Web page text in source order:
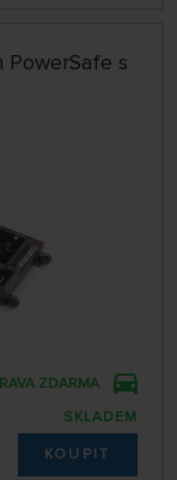
PowerSafe s
ZDARMA
SKLADEM
KOUPIT